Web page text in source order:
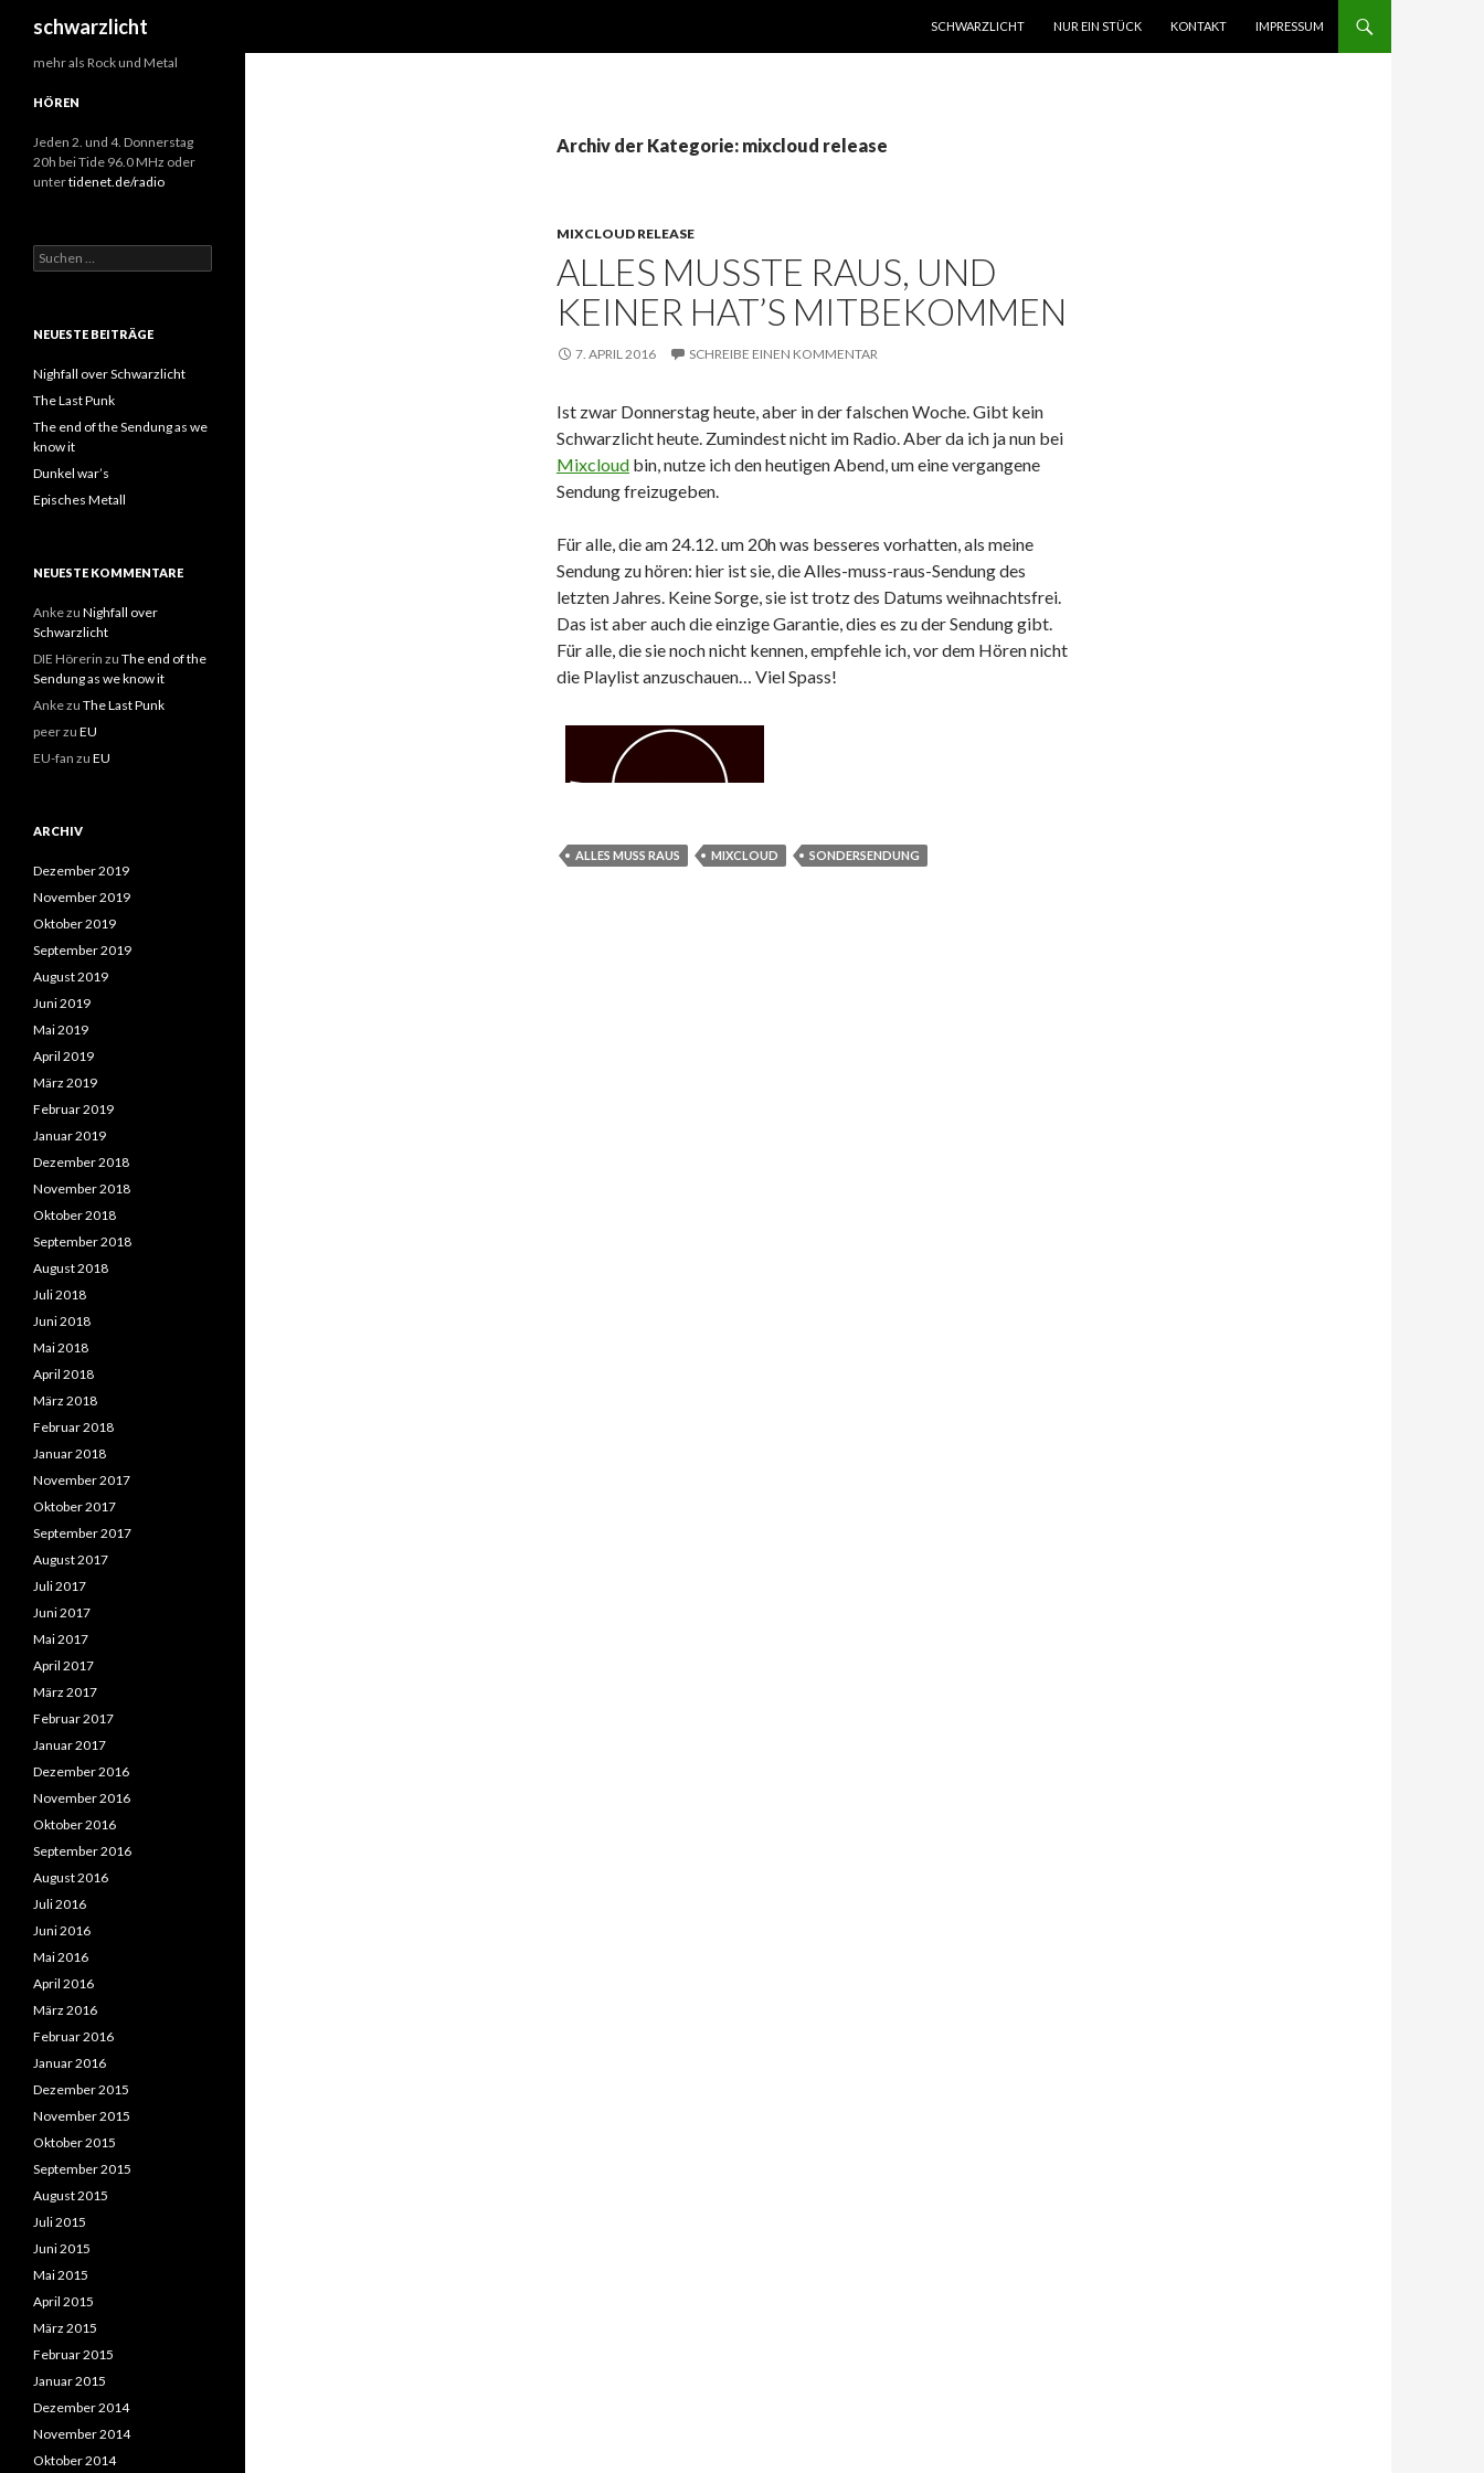
schwarzlicht
SCHWARZLICHT
NUR EIN STÜCK KONTAKT IMPRESSUM
Archiv der Kategorie: mixcloud release
MIXCLOUD RELEASE
ALLES MUSSTE RAUS, UND
KEINER HAT’S MITBEKOMMEN
7. APRIL 2016 SCHREIBE EINEN KOMMENTAR
Ist zwar Donnerstag heute, aber in der falschen Woche. Gibt kein
Schwarzlicht heute. Zumindest nicht im Radio. Aber da ich ja nun bei
Mixcloud bin, nutze ich den heutigen Abend, um eine vergangene
Sendung freizugeben.
Für alle, die am 24.12. um 20h was besseres vorhatten, als meine
Sendung zu hören: hier ist sie, die Alles-muss-raus-Sendung des
letzten Jahres. Keine Sorge, sie ist trotz des Datums weihnachtsfrei.
Das ist aber auch die einzige Garantie, dies es zu der Sendung gibt.
Für alle, die sie noch nicht kennen, empfehle ich, vor dem Hören nicht
die Playlist anzuschauen… Viel Spass!
ALLES MUSS RAUS MIXCLOUD SONDERSENDUNG
mehr als Rock und Metal
HÖREN
Jeden 2. und 4. Donnerstag
20h bei Tide 96.0 MHz oder
untertidenet.de/radio
u
e
n
a
h
:
NEUESTE BEITRÄGE
Nighfall over Schwarzlicht
The Last Punk
The end of the Sendung as we
know it
Dunkel war’s
Episches Metall
NEUESTE KOMMENTARE
Ankezu Nighfall over
Schwarzlicht
DIE Hörerin zu The end of the
Sendung as we know it
Ankezu The Last Punk
peerzu EU
EU-fan zu EU
ARCHIV
Dezember 2019
November 2019
Oktober 2019
September 2019
August 2019
Juni 2019
Mai 2019
April 2019
März 2019
Februar 2019
Januar 2019
Dezember 2018
November 2018
Oktober 2018
September 2018
August 2018
Juli 2018
Juni 2018
Mai 2018
April 2018
März 2018
Februar 2018
Januar 2018
November 2017
Oktober 2017
September 2017
August 2017
Juli 2017
Juni 2017
Mai 2017
April 2017
März 2017
Februar 2017
Januar 2017
Dezember 2016
November 2016
Oktober 2016
September 2016
August 2016
Juli 2016
Juni 2016
Mai 2016
April 2016
März 2016
Februar 2016
Januar 2016
Dezember 2015
November 2015
Oktober 2015
September 2015
August 2015
Juli 2015
Juni 2015
Mai 2015
April 2015
März 2015
Februar 2015
Januar 2015
Dezember 2014
November 2014
Oktober 2014